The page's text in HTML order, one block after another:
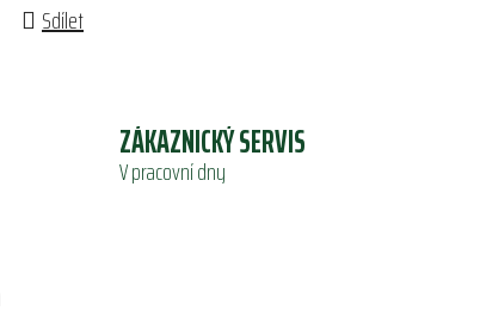
Sdílet
ZÁKAZNICKÝ SERVIS
V pracovní dny